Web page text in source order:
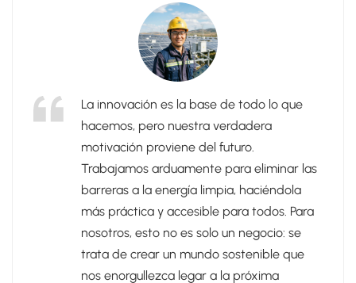
La innovación es la base de todo lo que
hacemos, pero nuestra verdadera
motivación proviene del futuro.
Trabajamos arduamente para eliminar las
barreras a la energía limpia, haciéndola
más práctica y accesible para todos. Para
nosotros, esto no es solo un negocio: se
trata de crear un mundo sostenible que
nos enorgullezca legar a la próxima